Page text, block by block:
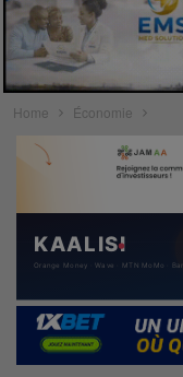
Home Économie